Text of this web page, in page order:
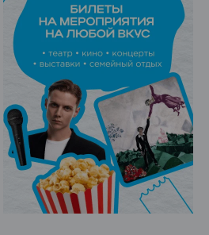
ЭФФЕКТИВНАЯ РЕКЛАМА НА САЙТЕ